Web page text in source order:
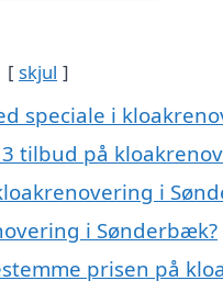
skjul
speciale i
tilbud på
i
i Sønderbæk?
prisen på